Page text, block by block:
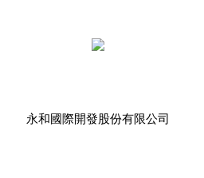
永和國際開發股份有限公司